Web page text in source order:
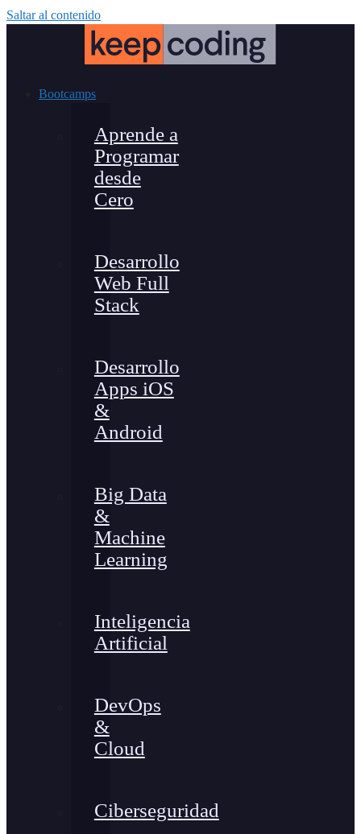
Saltar al contenido
Bootcamps
Aprende a
Programar
desde
Cero
Desarrollo
Web Full
Stack
Desarrollo
Apps iOS
&
Android
Big Data
&
Machine
Learning
Inteligencia
Artificial
DevOps
&
Cloud
Ciberseguridad